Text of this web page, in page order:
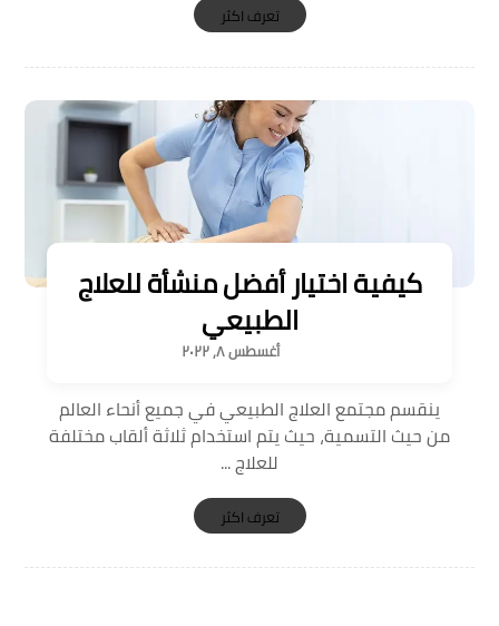
تعرف اكثر
كيفية اختيار أفضل منشأة للعلاج
الطبيعي
أغسطس ٨, ٢٠٢٢
ينقسم مجتمع العلاج الطبيعي في جميع أنحاء العالم
من حيث التسمية، حيث يتم استخدام ثلاثة ألقاب مختلفة
للعلاج ...
تعرف اكثر